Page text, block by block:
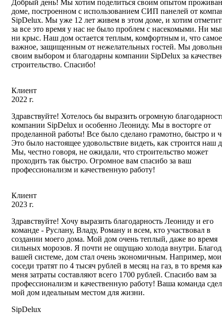
Добрый день! Мы хотим поделиться своим опытом
доме, построенном с использованием СИП панелей от
SipDelux. Мы уже 12 лет живем в этом доме, и хотим
за все это время у нас не было проблем с насекомыми. Ни
ни крыс. Наш дом остается теплым, комфортным и, что самое
важное, защищенным от нежелательных гостей. Мы
своим выбором и благодарны компании SipDelux за
строительство. Спасибо!
Клиент
2022 г.
Здравствуйте! Хотелось бы выразить огромную
компании SipDelux и особенно Леониду. Мы в восторге от
проделанной работы! Все было сделано грамотно, быстро и
Это было настоящее удовольствие видеть, как строится наш
Мы, честно говоря, не ожидали, что строительство может
проходить так быстро. Огромное вам спасибо за ваш
профессионализм и качественную работу!
Клиент
2023 г.
Здравствуйте! Хочу выразить благодарность Леониду и его
команде - Руслану, Владу, Роману и всем, кто участвовал в
создании моего дома. Мой дом очень теплый, даже во время
сильных морозов. Я почти не ощущаю холода внутри.
вашей системе, дом стал очень экономичным. Например, мои
соседи тратят по 4 тысяч рублей в месяц на газ, в то время
меня затраты составляют всего 1700 рублей. Спасибо вам за
профессионализм и качественную работу! Ваша команда
мой дом идеальным местом для жизни.
SipDelux